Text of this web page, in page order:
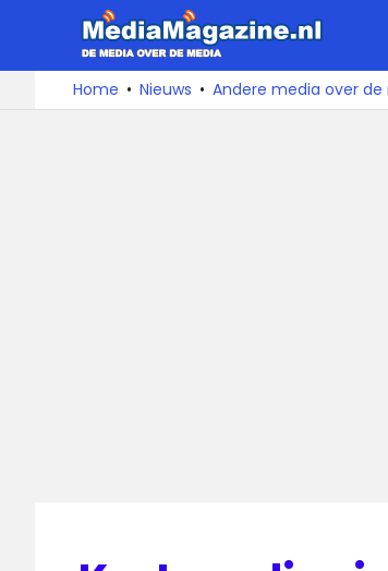
naar
De
media
over
Home Nieuws Andere media over de